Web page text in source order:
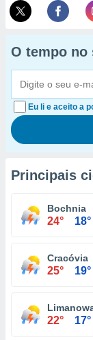
O tempo no
Eu li e aceito a
Principais
Bochnia
24° 18°
Cracóvia
25° 19°
22° 17°